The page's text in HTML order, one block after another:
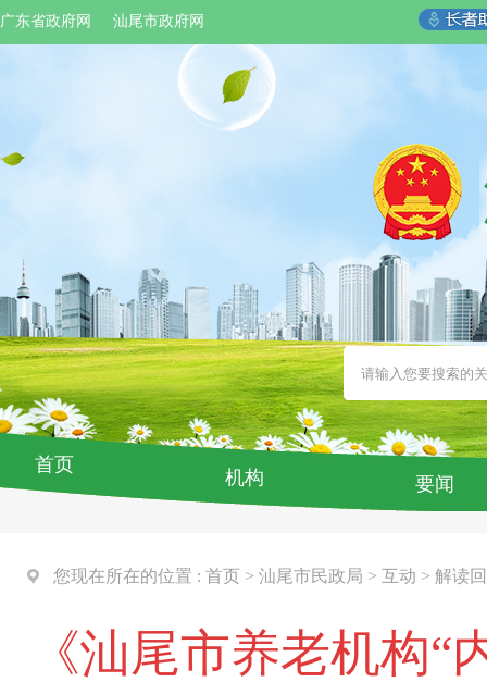
广东省政府网 汕尾市政府网
首页
机构 要闻
您现在所在的位置 : 首页 > 汕尾市民政局 > 互动 > 解读
《汕尾市养老机构